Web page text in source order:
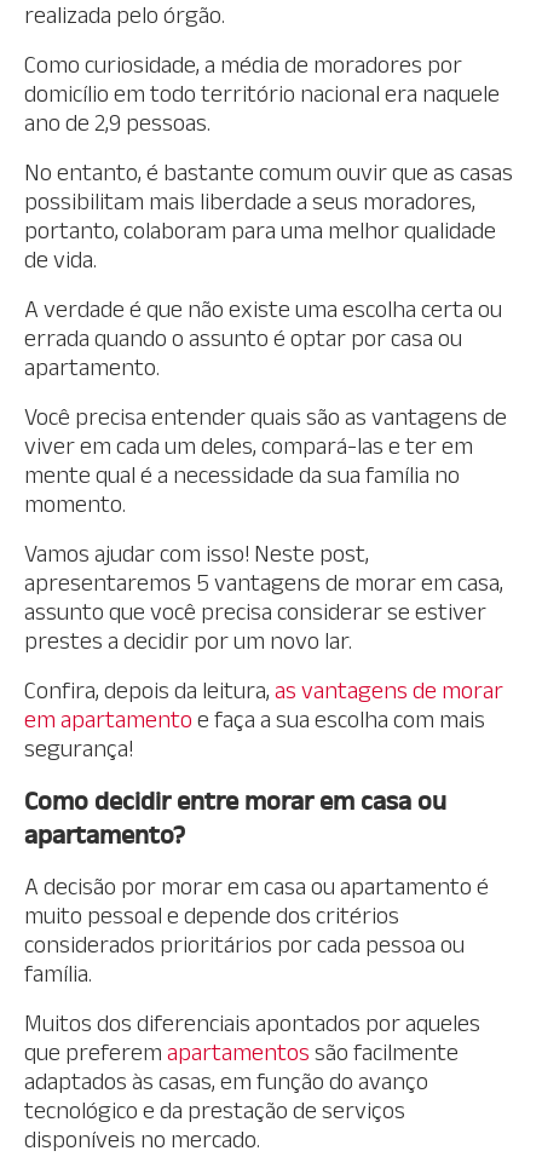
realizada pelo órgão.
Como curiosidade, a média de moradores por
domicílio em todo território nacional era naquele
ano de 2,9 pessoas.
No entanto, é bastante comum ouvir que as casas
possibilitam mais liberdade a seus moradores,
portanto, colaboram para uma melhor qualidade
de vida.
A verdade é que não existe uma escolha certa ou
errada quando o assunto é optar por casa ou
apartamento.
Você precisa entender quais são as vantagens de
viver em cada um deles, compará-las e ter em
mente qual é a necessidade da sua família no
momento.
Vamos ajudar com isso! Neste post,
apresentaremos 5 vantagens de morar em casa,
assunto que você precisa considerar se estiver
prestes a decidir por um novo lar.
Confira, depois da leitura, as vantagens de morar
em apartamento e faça a sua escolha com mais
segurança!
Como decidir entre morar em casa ou
apartamento?
A decisão por morar em casa ou apartamento é
muito pessoal e depende dos critérios
considerados prioritários por cada pessoa ou
família.
Muitos dos diferenciais apontados por aqueles
que preferem apartamentos são facilmente
adaptados às casas, em função do avanço
tecnológico e da prestação de serviços
disponíveis no mercado.